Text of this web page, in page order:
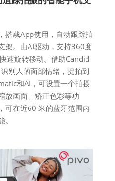
搭载App使用，自动跟踪拍
架。由AI驱动，支持360度
速旋转移动。借助Candid
别人的面部情绪，捉拍到
和AI，可设置一个拍摄
放画面、矫正色彩等功
可在近60 米的蓝牙范围内